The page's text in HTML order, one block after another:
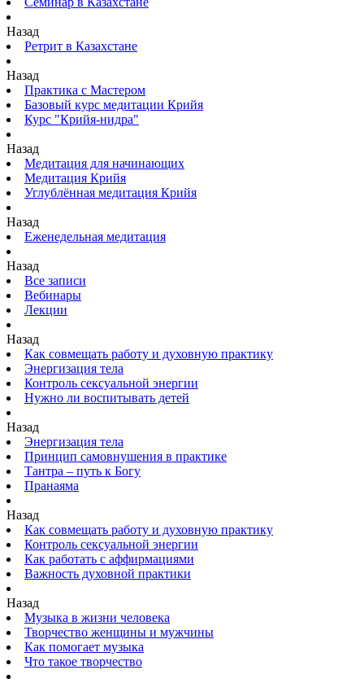
Назад
Ретрит в Казахстане
Назад
Практика с Мастером
Базовый курс медитации Крийя
Курс "Крийя-нидра"
Назад
Медитация для начинающих
Медитация Крийя
Углублённая медитация Крийя
Назад
Еженедельная медитация
Назад
Все записи
Вебинары
Лекции
Назад
Как совмещать работу и духовную практику
Энергизация тела
Контроль сексуальной энергии
Нужно ли воспитывать детей
Назад
Энергизация тела
Принцип самовнушения в практике
Тантра – путь к Богу
Пранаяма
Назад
Как совмещать работу и духовную практику
Контроль сексуальной энергии
Как работать с аффирмациями
Важность духовной практики
Назад
Музыка в жизни человека
Творчество женщины и мужчины
Как помогает музыка
Что такое творчество